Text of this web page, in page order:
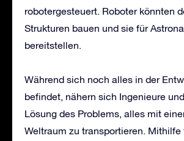
robotergesteuert. Roboter könnten
Strukturen bauen und sie für
bereitstellen.
Während sich noch alles in der
befindet, nähern sich Ingenieure
Lösung des Problems, alles mit
Weltraum zu transportieren. Mithilfe